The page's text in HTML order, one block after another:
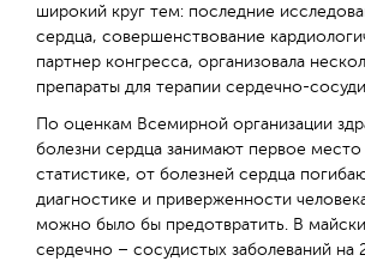
широкий круг тем: последние
сердца, совершенствование
партнер конгресса, организовала
препараты для терапии сердечно-
По оценкам Всемирной организации
болезни сердца занимают первое
статистике, от болезней сердца
диагностике и приверженности
можно было бы предотвратить. В
сердечно – сосудистых заболеваний на